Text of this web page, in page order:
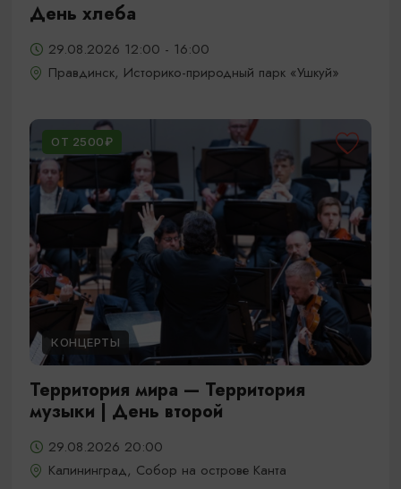
День хлеба
29.08.2026 12:00 - 16:00
Правдинск, Историко-природный парк «Ушкуй»
ОТ 2500₽
КОНЦЕРТЫ
Территория мира — Территория
музыки | День второй
29.08.2026 20:00
Калининград, Собор на острове Канта